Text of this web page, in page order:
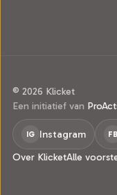
© 2026 Klicket
Een initiatief van
IG Instagram FB
Over KlicketAlle